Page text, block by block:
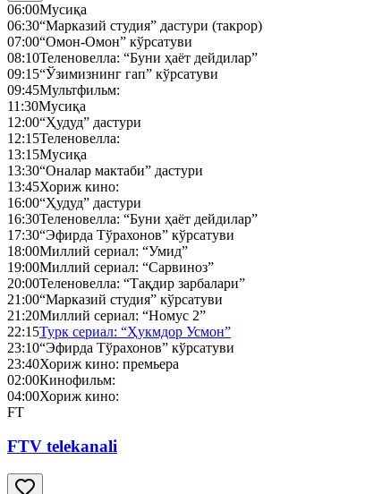
06:00Мусиқа
06:30“Марказий студия” дастури (такрор)
07:00“Омон-Омон” кўрсатуви
08:10Теленовелла: “Буни ҳаёт дейдилар”
09:15“Ўзимизнинг гап” кўрсатуви
09:45Мультфильм:
11:30Мусиқа
12:00“Ҳудуд” дастури
12:15Теленовелла:
13:15Мусиқа
13:30“Оналар мактаби” дастури
13:45Хориж кино:
16:00“Ҳудуд” дастури
16:30Теленовелла: “Буни ҳаёт дейдилар”
17:30“Эфирда Тўрахонов” кўрсатуви
18:00Миллий сериал: “Умид”
19:00Миллий сериал: “Сарвиноз”
20:00Теленовелла: “Тақдир зарбалари”
21:00“Марказий студия” кўрсатуви
21:20Миллий сериал: “Номус 2”
22:15Турк сериал: “Ҳукмдор Усмон”
23:10“Эфирда Тўрахонов” кўрсатуви
23:40Хориж кино: премьера
02:00Кинофильм:
04:00Хориж кино:
FT
FTV telekanali